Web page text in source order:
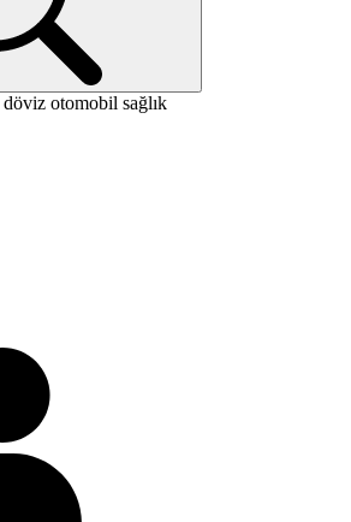
döviz otomobil sağlık